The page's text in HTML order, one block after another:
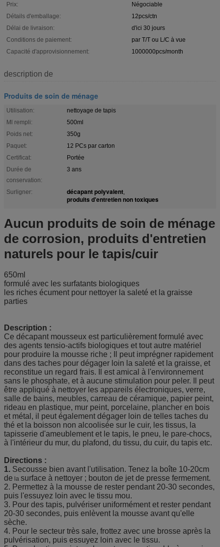
Prix:
Négociable
Détails d'emballage:
12pcs/ctn
Délai de livraison:
d'ici 30 jours
Conditions de paiement:
par T/T ou L/C à vue
Capacité d'approvisionnement:
1000000pcs/month
description de
Produits de soin de ménage
Utilisation:
nettoyage de tapis
Ml rempli:
500ml
Poids net:
350g
Paquet:
12 PCs par carton
Certificat:
Portée
Durée de
conservation:
3 ans
Surligner: décapant polyvalent,
produits d'entretien non toxiques
Aucun produits de soin de ménage
de corrosion, produits d'entretien
naturels pour le tapis/cuir
650ml
formulé avec les surfatants biologiques
les riches écument pour nettoyer la saleté et la graisse
parties
Description :
Ce décapant mousseux est particulièrement formulé avec
des agents tensio-actifs biologiques et tout autre matériel
pour produire la mousse riche ; Il peut imprégner rapidement
dans des taches pour dégager loin la saleté et la graisse, et
reconstitue un regard frais. Il est amical à l'environnement
sans le phosphate, et à aucune stimulation pour peler. Il peut
être appliqué à nettoyer les appareils électroniques, verre,
salle de bains, meubles, carreau de céramique, papier peint,
rideau en plastique, mur peint, porcelaine, plancher en bois
et métal, il peut également dégager loin de telles taches du
thé et la boisson non alcoolisée sur le cuir, les tissus, la
tapisserie d'ameublement et le tapis, le pneu, le pare-chocs,
à l'intérieur du mur, du plafond, du tissu, du cuir, du tapis etc.
Directions :
1. Secousse bien avant l'utilisation. Tenez la boîte 10-20cm
de la surface à nettoyer ; bouton de jet de presse fermement.
2. Permettez à la mousse de rester pendant 20-30 secondes,
puis l'essuyez loin avec le tissu mou.
3. Pour des tapis, pulvériser uniformément et rester pendant
20-30 secondes, puis enlèvent la mousse avant qu'elle
sèche.
4. Pour le secteur très sale, frottez avec une brosse après la
pulvérisation, puis essuyez loin avec le tissu.